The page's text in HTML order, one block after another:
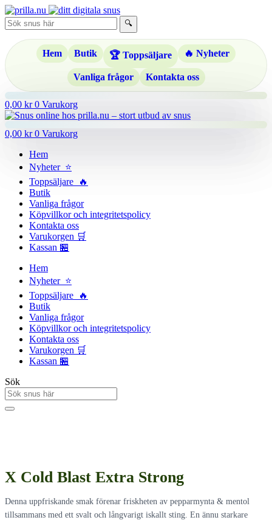
Hoppa
till
innehåll
🔍
Hem Butik 🏆 Toppsäljare 🔥 Nyheter
Vanliga frågor Kontakta oss
0,00 kr 0 Varukorg
0,00 kr 0 Varukorg
Hem
Nyheter ⭐
Toppsäljare 🔥
Butik
Vanliga frågor
Köpvillkor och integritetspolicy
Kontakta oss
Varukorgen 🛒
Kassan 🏪
Hem
Nyheter ⭐
Toppsäljare 🔥
Butik
Vanliga frågor
Köpvillkor och integritetspolicy
Kontakta oss
Varukorgen 🛒
Kassan 🏪
Sök
X Cold Blast Extra Strong
Denna uppfriskande smak förenar friskheten av pepparmynta & mentol
tillsammans med ett svalt och långvarigt iskallt sting. En ännu starkare